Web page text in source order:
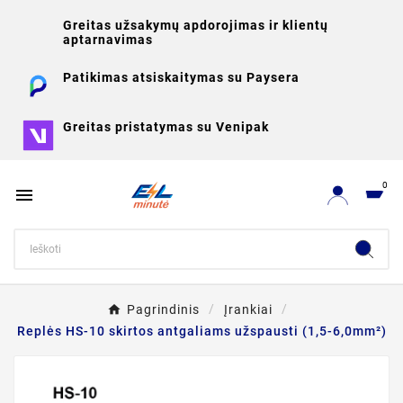
Greitas užsakymų apdorojimas ir klientų
aptarnavimas
Patikimas atsiskaitymas su Paysera
Greitas pristatymas su Venipak
 0
Pagrindinis
Įrankiai
Replės HS-10 skirtos antgaliams užspausti (1,5-6,0mm²)